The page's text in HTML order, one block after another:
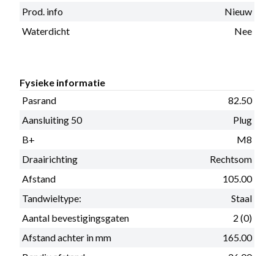
Prod. info
Nieuw
Waterdicht
Nee
Fysieke informatie
Pasrand
82.50
Aansluiting 50
Plug
B+
M8
Draairichting
Rechtsom
Afstand
105.00
Tandwieltype:
Staal
Aantal bevestigingsgaten
2 (0)
Afstand achter in mm
165.00